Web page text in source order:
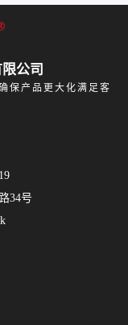
公司
保产品更大化满足客
34号